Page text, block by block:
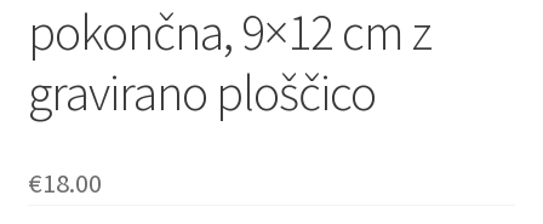
pokončna, 9×12 cm z
gravirano ploščico
€18.00